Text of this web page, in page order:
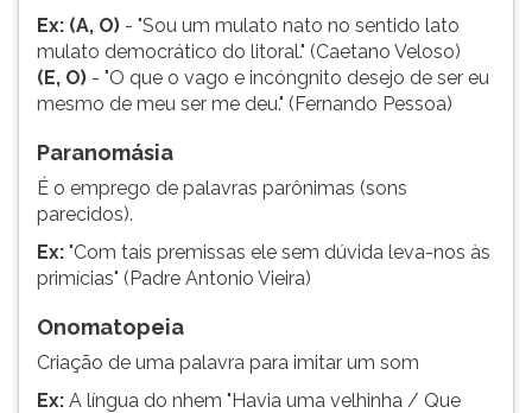
tecla
depois
Pressione
ouvir
essa
instrução
novamente.
Ex: (A, O) - "Sou um mulato nato no sentido lato
mulato democrático do litoral." (Caetano Veloso)
(E, O) - "O que o vago e incóngnito desejo de ser eu
mesmo de meu ser me deu." (Fernando Pessoa)
Paranomásia
É o emprego de palavras parônimas (sons
parecidos).
Ex: "Com tais premissas ele sem dúvida leva-nos às
primícias" (Padre Antonio Vieira)
Onomatopeia
Criação de uma palavra para imitar um som
Ex: A língua do nhem "Havia uma velhinha / Que